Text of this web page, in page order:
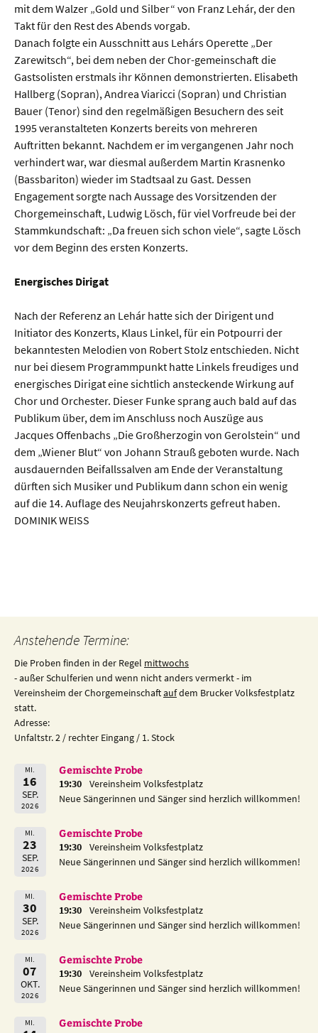
mit dem Walzer „Gold und Silber“ von Franz Lehár, der den
Takt für den Rest des Abends vorgab.
Danach folgte ein Ausschnitt aus Lehárs Operette „Der
Zarewitsch“, bei dem neben der Chor-gemeinschaft die
Gastsolisten erstmals ihr Können demonstrierten. Elisabeth
Hallberg (Sopran), Andrea Viaricci (Sopran) und Christian
Bauer (Tenor) sind den regelmäßigen Besuchern des seit
1995 veranstalteten Konzerts bereits von mehreren
Auftritten bekannt. Nachdem er im vergangenen Jahr noch
verhindert war, war diesmal außerdem Martin Krasnenko
(Bassbariton) wieder im Stadtsaal zu Gast. Dessen
Engagement sorgte nach Aussage des Vorsitzenden der
Chorgemeinschaft, Ludwig Lösch, für viel Vorfreude bei der
Stammkundschaft: „Da freuen sich schon viele“, sagte Lösch
vor dem Beginn des ersten Konzerts.
Energisches Dirigat
Nach der Referenz an Lehár hatte sich der Dirigent und
Initiator des Konzerts, Klaus Linkel, für ein Potpourri der
bekanntesten Melodien von Robert Stolz entschieden. Nicht
nur bei diesem Programmpunkt hatte Linkels freudiges und
energisches Dirigat eine sichtlich ansteckende Wirkung auf
Chor und Orchester. Dieser Funke sprang auch bald auf das
Publikum über, dem im Anschluss noch Auszüge aus
Jacques Offenbachs „Die Großherzogin von Gerolstein“ und
dem „Wiener Blut“ von Johann Strauß geboten wurde. Nach
ausdauernden Beifallssalven am Ende der Veranstaltung
dürften sich Musiker und Publikum dann schon ein wenig
auf die 14. Auflage des Neujahrskonzerts gefreut haben.
DOMINIK WEISS
Anstehende Termine:
Die Proben finden in der Regel mittwochs
- außer Schulferien und wenn nicht anders vermerkt - im
Vereinsheim der Chorgemeinschaftaufdem Brucker Volksfestplatz
statt.
Adresse:
Unfaltstr. 2 / rechter Eingang / 1. Stock
MI.
16
SEP.
2026
Gemischte Probe
19:30
Vereinsheim Volksfestplatz
Neue Sängerinnen und Sänger sind herzlich willkommen!
MI.
23
SEP.
2026
Gemischte Probe
19:30
Vereinsheim Volksfestplatz
Neue Sängerinnen und Sänger sind herzlich willkommen!
MI.
30
SEP.
2026
Gemischte Probe
19:30
Vereinsheim Volksfestplatz
Neue Sängerinnen und Sänger sind herzlich willkommen!
MI.
07
OKT.
2026
Gemischte Probe
19:30
Vereinsheim Volksfestplatz
Neue Sängerinnen und Sänger sind herzlich willkommen!
MI. Gemischte Probe